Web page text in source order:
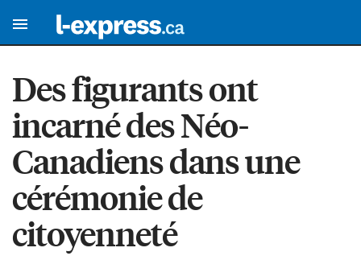
Des figurants ont
incarné des Néo-
Canadiens dans une
cérémonie de
citoyenneté